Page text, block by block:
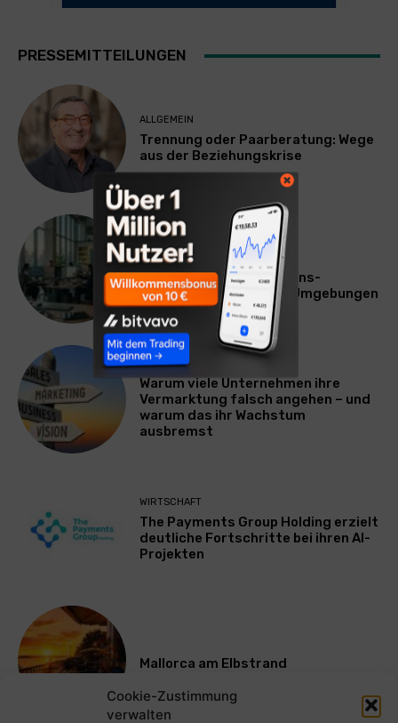
Cookie-Zustimmung
verwalten
PRESSEMITTEILUNGEN
ALLGEMEIN
Trennung oder Paarberatung: Wege
aus der Beziehungskrise
TECHNIK
SourcingBlox startet
CentaurNexus: Operations-
Plattform für Zscaler-Umgebungen
WERBUNG & MARKETING
Warum viele Unternehmen ihre
Vermarktung falsch angehen – und
warum das ihr Wachstum
ausbremst
WIRTSCHAFT
The Payments Group Holding erzielt
deutliche Fortschritte bei ihren AI-
Projekten
Mallorca am Elbstrand